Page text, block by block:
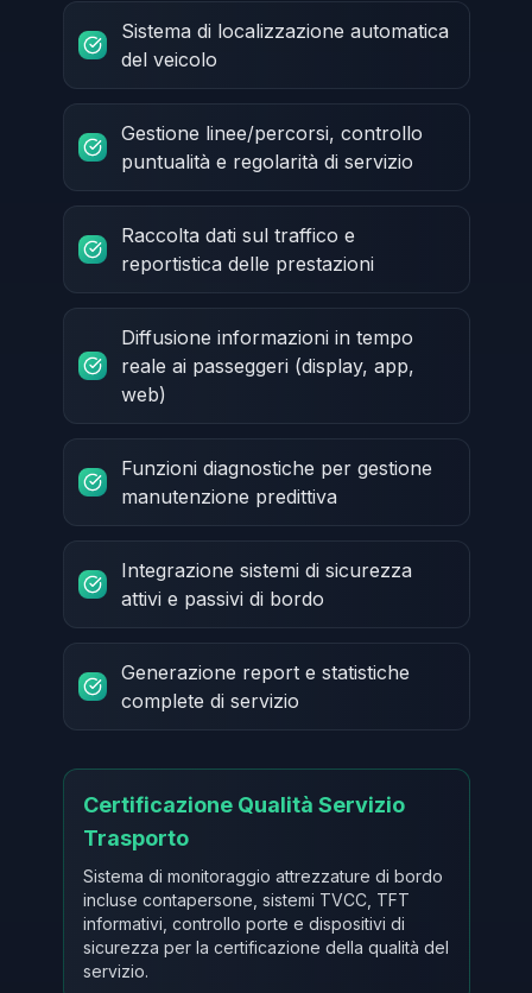
Sistema di localizzazione automatica
del veicolo
Gestione linee/percorsi, controllo
puntualità e regolarità di servizio
Raccolta dati sul traffico e
reportistica delle prestazioni
Diffusione informazioni in tempo
reale ai passeggeri (display, app,
web)
Funzioni diagnostiche per gestione
manutenzione predittiva
Integrazione sistemi di sicurezza
attivi e passivi di bordo
Generazione report e statistiche
complete di servizio
Certificazione Qualità Servizio
Trasporto
Sistema di monitoraggio attrezzature di bordo
incluse contapersone, sistemi TVCC, TFT
informativi, controllo porte e dispositivi di
sicurezza per la certificazione della qualità del
servizio.